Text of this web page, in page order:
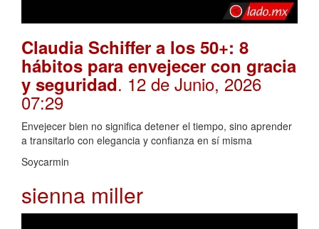
Claudia Schiffer a los 50+: 8
hábitos para envejecer con gracia
y seguridad. 12 de Junio, 2026
07:29
Envejecer bien no significa detener el tiempo, sino aprender
a transitarlo con elegancia y confianza en sí misma
Soycarmin
sienna miller